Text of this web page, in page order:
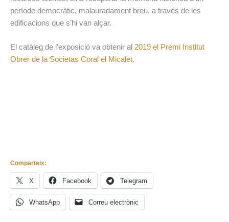
període democràtic, malauradament breu, a través de les
edificacions que s’hi van alçar.
El catàleg de l’exposició va obtenir al 2019 el Premi Institut
Obrer de la Societas Coral el Micalet.
Comparteix:
X Facebook Telegram
WhatsApp Correu electrònic